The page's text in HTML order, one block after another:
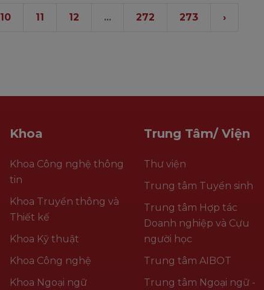
10 11 12 ... 272 273 ›
Khoa
Khoa Công nghệ thông
tin
Khoa Truyền thông và
Thiết kế
Khoa Kỹ thuật
Khoa Công nghệ
Khoa Ngoại ngữ
Trung Tâm/ Viện
Thư viện
Trung tâm Tuyển sinh
Trung tâm Hợp tác
Doanh nghiệp và Cựu
người học
Trung tâm AIBOT
Trung tâm Ngoại ngữ -